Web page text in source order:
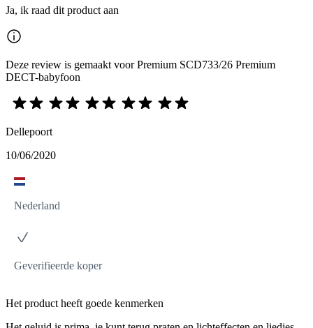
Ja, ik raad dit product aan
Deze review is gemaakt voor Premium SCD733/26 Premium
DECT-babyfoon
Dellepoort
10/06/2020
Nederland
Geverifieerde koper
Het product heeft goede kenmerken